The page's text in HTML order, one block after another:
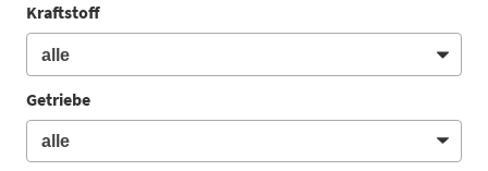
Kraftstoff
Getriebe